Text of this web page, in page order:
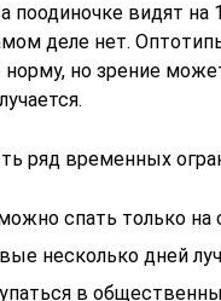
поодиночке видят
деле нет.
но зрение
ряд временных
спать только на
несколько дней
в